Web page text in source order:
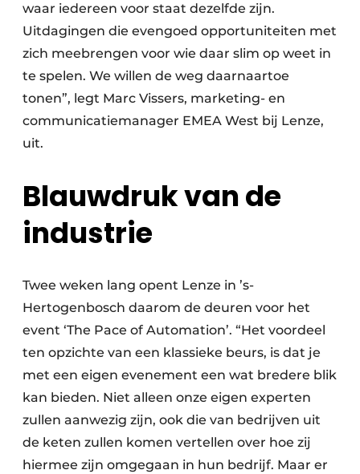
waar iedereen voor staat dezelfde zijn.
Uitdagingen die evengoed opportuniteiten met
zich meebrengen voor wie daar slim op weet in
te spelen. We willen de weg daarnaartoe
tonen”, legt Marc Vissers, marketing- en
communicatiemanager EMEA West bij Lenze,
uit.
Blauwdruk van de
industrie
Twee weken lang opent Lenze in ’s-
Hertogenbosch daarom de deuren voor het
event ‘The Pace of Automation’. “Het voordeel
ten opzichte van een klassieke beurs, is dat je
met een eigen evenement een wat bredere blik
kan bieden. Niet alleen onze eigen experten
zullen aanwezig zijn, ook die van bedrijven uit
de keten zullen komen vertellen over hoe zij
hiermee zijn omgegaan in hun bedrijf. Maar er